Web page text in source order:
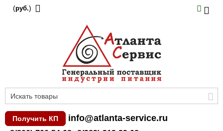
(руб.)
Получить КП info@atlanta-service.ru